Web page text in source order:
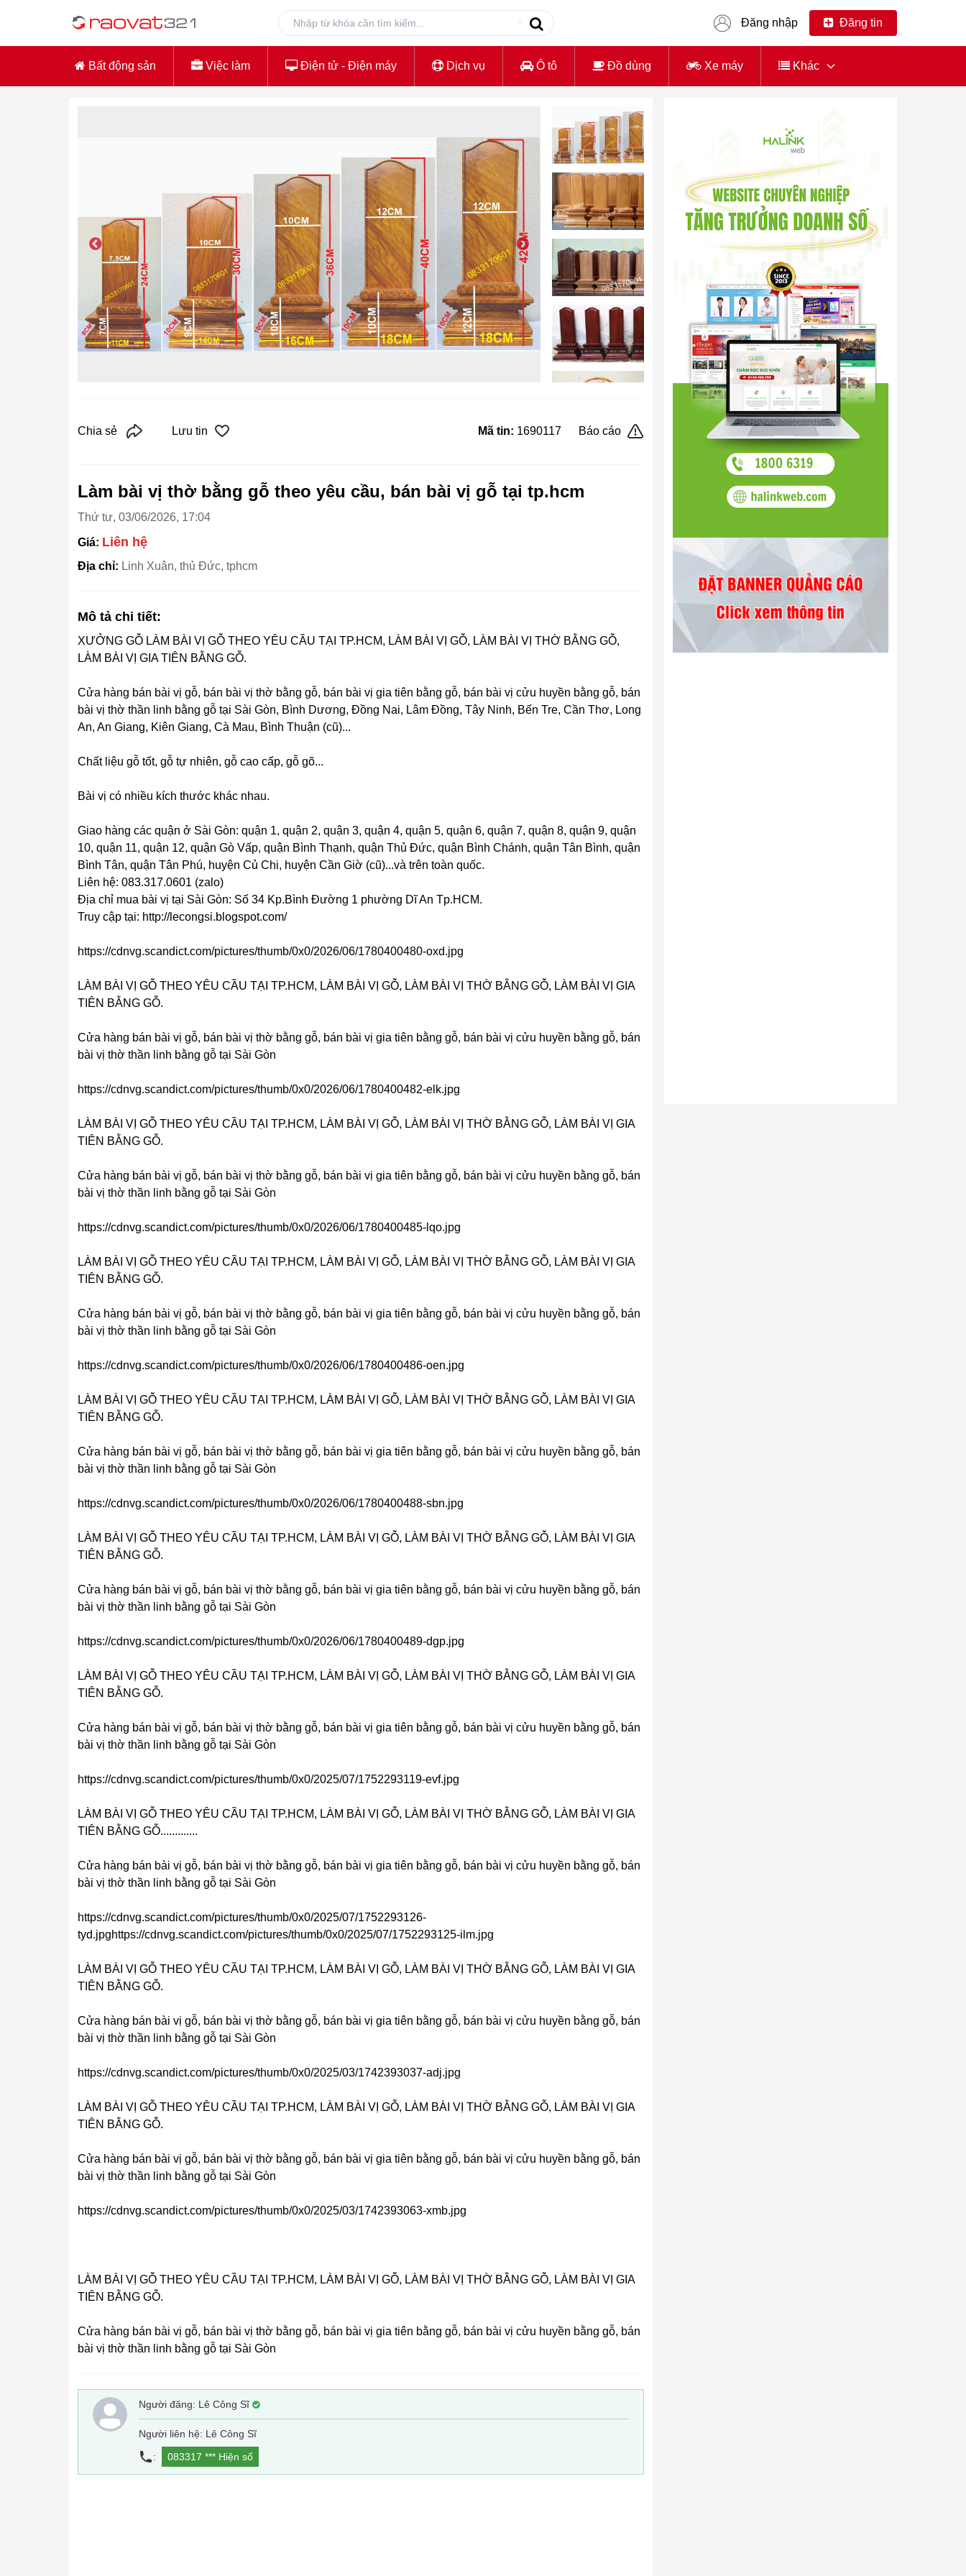
Đăng nhập Đăng tin
Bất động sản Việc làm Điện tử - Điện máy Dịch vụ Ô tô Đồ dùng Xe máy Khác
Chia sẻ Lưu tin Mã tin: 1690117 Báo cáo
Làm bài vị thờ bằng gỗ theo yêu cầu, bán bài vị gỗ tại tp.hcm
Thứ tư, 03/06/2026, 17:04
Giá: Liên hệ
Địa chỉ: Linh Xuân, thủ Đức, tphcm
Mô tả chi tiết:
XƯỞNG GỖ LÀM BÀI VỊ GỖ THEO YÊU CẦU TẠI TP.HCM, LÀM BÀI VỊ GỖ, LÀM BÀI VỊ THỜ BẰNG GỖ,
LÀM BÀI VỊ GIA TIÊN BẰNG GỖ.
Cửa hàng bán bài vị gỗ, bán bài vị thờ bằng gỗ, bán bài vị gia tiên bằng gỗ, bán bài vị cửu huyền bằng gỗ, bán
bài vị thờ thần linh bằng gỗ tại Sài Gòn, Bình Dương, Đồng Nai, Lâm Đồng, Tây Ninh, Bến Tre, Cần Thơ, Long
An, An Giang, Kiên Giang, Cà Mau, Bình Thuận (cũ)...
Chất liệu gỗ tốt, gỗ tự nhiên, gỗ cao cấp, gỗ gõ...
Bài vị có nhiều kích thước khác nhau.
Giao hàng các quận ở Sài Gòn: quận 1, quận 2, quận 3, quận 4, quận 5, quận 6, quận 7, quận 8, quận 9, quận
10, quận 11, quận 12, quận Gò Vấp, quận Bình Thạnh, quận Thủ Đức, quận Bình Chánh, quận Tân Bình, quận
Bình Tân, quận Tân Phú, huyện Củ Chi, huyện Cần Giờ (cũ)...và trên toàn quốc.
Liên hệ: 083.317.0601 (zalo)
Địa chỉ mua bài vị tại Sài Gòn: Số 34 Kp.Bình Đường 1 phường Dĩ An Tp.HCM.
Truy cập tại: http://lecongsi.blogspot.com/
https://cdnvg.scandict.com/pictures/thumb/0x0/2026/06/1780400480-oxd.jpg
LÀM BÀI VỊ GỖ THEO YÊU CẦU TẠI TP.HCM, LÀM BÀI VỊ GỖ, LÀM BÀI VỊ THỜ BẰNG GỖ, LÀM BÀI VỊ GIA
TIÊN BẰNG GỖ.
Cửa hàng bán bài vị gỗ, bán bài vị thờ bằng gỗ, bán bài vị gia tiên bằng gỗ, bán bài vị cửu huyền bằng gỗ, bán
bài vị thờ thần linh bằng gỗ tại Sài Gòn
https://cdnvg.scandict.com/pictures/thumb/0x0/2026/06/1780400482-elk.jpg
LÀM BÀI VỊ GỖ THEO YÊU CẦU TẠI TP.HCM, LÀM BÀI VỊ GỖ, LÀM BÀI VỊ THỜ BẰNG GỖ, LÀM BÀI VỊ GIA
TIÊN BẰNG GỖ.
Cửa hàng bán bài vị gỗ, bán bài vị thờ bằng gỗ, bán bài vị gia tiên bằng gỗ, bán bài vị cửu huyền bằng gỗ, bán
bài vị thờ thần linh bằng gỗ tại Sài Gòn
https://cdnvg.scandict.com/pictures/thumb/0x0/2026/06/1780400485-lqo.jpg
LÀM BÀI VỊ GỖ THEO YÊU CẦU TẠI TP.HCM, LÀM BÀI VỊ GỖ, LÀM BÀI VỊ THỜ BẰNG GỖ, LÀM BÀI VỊ GIA
TIÊN BẰNG GỖ.
Cửa hàng bán bài vị gỗ, bán bài vị thờ bằng gỗ, bán bài vị gia tiên bằng gỗ, bán bài vị cửu huyền bằng gỗ, bán
bài vị thờ thần linh bằng gỗ tại Sài Gòn
https://cdnvg.scandict.com/pictures/thumb/0x0/2026/06/1780400486-oen.jpg
LÀM BÀI VỊ GỖ THEO YÊU CẦU TẠI TP.HCM, LÀM BÀI VỊ GỖ, LÀM BÀI VỊ THỜ BẰNG GỖ, LÀM BÀI VỊ GIA
TIÊN BẰNG GỖ.
Cửa hàng bán bài vị gỗ, bán bài vị thờ bằng gỗ, bán bài vị gia tiên bằng gỗ, bán bài vị cửu huyền bằng gỗ, bán
bài vị thờ thần linh bằng gỗ tại Sài Gòn
https://cdnvg.scandict.com/pictures/thumb/0x0/2026/06/1780400488-sbn.jpg
LÀM BÀI VỊ GỖ THEO YÊU CẦU TẠI TP.HCM, LÀM BÀI VỊ GỖ, LÀM BÀI VỊ THỜ BẰNG GỖ, LÀM BÀI VỊ GIA
TIÊN BẰNG GỖ.
Cửa hàng bán bài vị gỗ, bán bài vị thờ bằng gỗ, bán bài vị gia tiên bằng gỗ, bán bài vị cửu huyền bằng gỗ, bán
bài vị thờ thần linh bằng gỗ tại Sài Gòn
https://cdnvg.scandict.com/pictures/thumb/0x0/2026/06/1780400489-dgp.jpg
LÀM BÀI VỊ GỖ THEO YÊU CẦU TẠI TP.HCM, LÀM BÀI VỊ GỖ, LÀM BÀI VỊ THỜ BẰNG GỖ, LÀM BÀI VỊ GIA
TIÊN BẰNG GỖ.
Cửa hàng bán bài vị gỗ, bán bài vị thờ bằng gỗ, bán bài vị gia tiên bằng gỗ, bán bài vị cửu huyền bằng gỗ, bán
bài vị thờ thần linh bằng gỗ tại Sài Gòn
https://cdnvg.scandict.com/pictures/thumb/0x0/2025/07/1752293119-evf.jpg
LÀM BÀI VỊ GỖ THEO YÊU CẦU TẠI TP.HCM, LÀM BÀI VỊ GỖ, LÀM BÀI VỊ THỜ BẰNG GỖ, LÀM BÀI VỊ GIA
TIÊN BẰNG GỖ.............
Cửa hàng bán bài vị gỗ, bán bài vị thờ bằng gỗ, bán bài vị gia tiên bằng gỗ, bán bài vị cửu huyền bằng gỗ, bán
bài vị thờ thần linh bằng gỗ tại Sài Gòn
https://cdnvg.scandict.com/pictures/thumb/0x0/2025/07/1752293126-
tyd.jpghttps://cdnvg.scandict.com/pictures/thumb/0x0/2025/07/1752293125-ilm.jpg
LÀM BÀI VỊ GỖ THEO YÊU CẦU TẠI TP.HCM, LÀM BÀI VỊ GỖ, LÀM BÀI VỊ THỜ BẰNG GỖ, LÀM BÀI VỊ GIA
TIÊN BẰNG GỖ.
Cửa hàng bán bài vị gỗ, bán bài vị thờ bằng gỗ, bán bài vị gia tiên bằng gỗ, bán bài vị cửu huyền bằng gỗ, bán
bài vị thờ thần linh bằng gỗ tại Sài Gòn
https://cdnvg.scandict.com/pictures/thumb/0x0/2025/03/1742393037-adj.jpg
LÀM BÀI VỊ GỖ THEO YÊU CẦU TẠI TP.HCM, LÀM BÀI VỊ GỖ, LÀM BÀI VỊ THỜ BẰNG GỖ, LÀM BÀI VỊ GIA
TIÊN BẰNG GỖ.
Cửa hàng bán bài vị gỗ, bán bài vị thờ bằng gỗ, bán bài vị gia tiên bằng gỗ, bán bài vị cửu huyền bằng gỗ, bán
bài vị thờ thần linh bằng gỗ tại Sài Gòn
https://cdnvg.scandict.com/pictures/thumb/0x0/2025/03/1742393063-xmb.jpg
LÀM BÀI VỊ GỖ THEO YÊU CẦU TẠI TP.HCM, LÀM BÀI VỊ GỖ, LÀM BÀI VỊ THỜ BẰNG GỖ, LÀM BÀI VỊ GIA
TIÊN BẰNG GỖ.
Cửa hàng bán bài vị gỗ, bán bài vị thờ bằng gỗ, bán bài vị gia tiên bằng gỗ, bán bài vị cửu huyền bằng gỗ, bán
bài vị thờ thần linh bằng gỗ tại Sài Gòn
Người đăng: Lê Công Sĩ
Người liên hệ: Lê Công Sĩ
:
083317 *** Hiện số